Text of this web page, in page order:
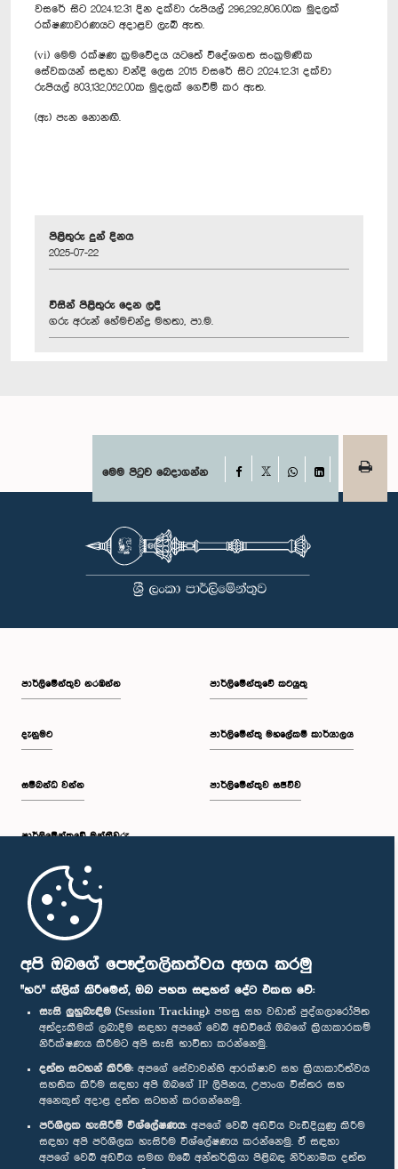
අපි ඔබගේ පෞද්ගලිකත්වය අගය කරමු
"හරි" ක්ලික් කිරීමෙන්, ඔබ පහත සඳහන් දේට එකඟ වේ:
සැසි ලුහුබැඳීම (Session Tracking): පහසු සහ වඩාත් පුද්ගලාරෝපිත
අත්දැකීමක් ලබාදීම සඳහා අපගේ වෙබ් අඩවියේ ඔබගේ ක්‍රියාකාරකම්
නිරීක්ෂණය කිරීමට අපි සැසි භාවිතා කරන්නෙමු.
දත්ත සටහන් කිරීම: අපගේ සේවාවන්හි ආරක්ෂාව සහ ක්‍රියාකාරීත්වය
සහතික කිරීම සඳහා අපි ඔබගේ IP ලිපිනය, උපාංග විස්තර සහ
අනෙකුත් අදාළ දත්ත සටහන් කරගන්නෙමු.
පරිශීලක හැසිරීම් විශ්ලේෂණය: අපගේ වෙබ් අඩවිය වැඩිදියුණු කිරීම
සඳහා අපි පරිශීලක හැසිරීම විශ්ලේෂණය කරන්නෙමු. ඒ සඳහා
අපගේ වෙබ් අඩවිය සමඟ ඔබේ අන්තර්ක්‍රියා පිළිබඳ නිර්නාමික දත්ත
වසරේ සිට 2024.12.31 දින දක්වා රුපියල් 296,292,806.00ක මුදලක්
රක්ෂණාවරණයට අදාළව ලැබී ඇත.
(vi) මෙම රක්ෂණ ක්‍රමවේදය යටතේ විදේශගත සංක්‍රමණික
සේවකයන් සඳහා වන්දි ලෙස 2015 වසරේ සිට 2024.12.31 දක්වා
රුපියල් 803,132,052.00ක මුදලක් ගෙවීම් කර ඇත.
(ඇ) පැන නොනඟී.
පිළිතුරු දුන් දිනය
2025-07-22
විසින් පිළිතුරු දෙන ලදී
ගරු අරුන් හේමචන්ද්‍ර මහතා, පා.ම.
මෙම පිටුව බෙදාගන්න Facebook
WhatsAppLinkedIn
පාර්ලි‌මේන්තුව නරඹන්න
දැනුමට
සම්බන්ධ වන්න
පාර්ලි‌මේන්තුවේ මන්ත්‍රීවරු
මුල් පිටුව
පාර්ලිමේන්තුවේ කටයුතු
පාර්ලිමේන්තු මහලේකම් කාර්යාලය
පාර්ලිමේන්තුව සජීවීව
පාර්ලිමේන්තු ජංගම යෙදුම
අප හා සම්බන්ධ වී සිටින්න :
සම්මාන